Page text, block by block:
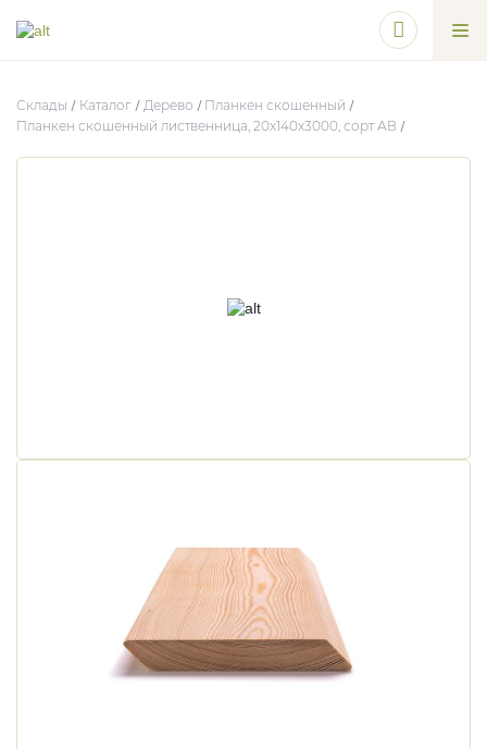
Склады Каталог Дерево
Планкен скошенный
Планкен скошенный лиственница, 20х140х3000, сорт АВ